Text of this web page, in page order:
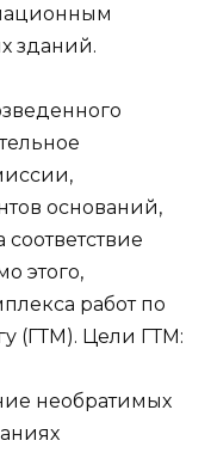
зданий.
оснований,
этого,
работ по
(ГТМ). Цели ГТМ:
необратимых